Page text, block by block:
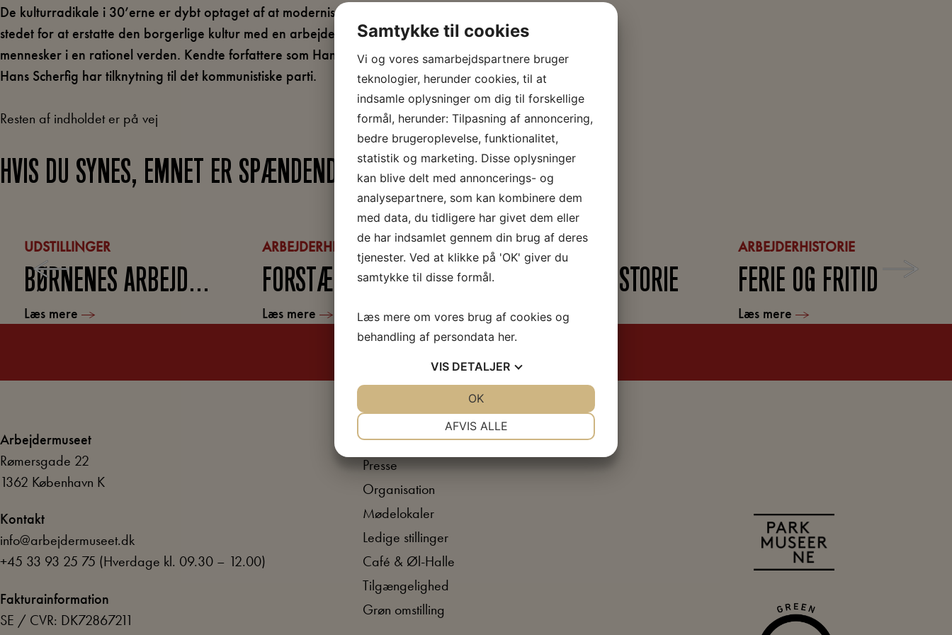
De kulturradikale i 30’erne er dybt optaget af at modernisere arbejdernes kultur og levevis. I
stedet for at erstatte den borgerlige kultur med en arbejderkultur skal arbejderne blive moderne
mennesker i en rationel verden. Kendte forfattere som Hans Kirk, Martin Andersen Nexø og
Hans Scherfig har tilknytning til det kommunistiske parti.
Resten af indholdet er på vej
HVIS DU SYNES, EMNET ER SPÆNDENDE
UDSTILLINGER
BØRNENES ARBEJDERMUSEUM
Læs mere
ARBEJDERHISTORIE
FORSTÆDERNES VÆKST
Læs mere
ARBEJDERHISTORIE
HVIDOVRES HISTORIE
Læs mere
ARBEJDERHISTORIE
FERIE OG FRITID
Læs mere
Arbejdermuseet
Rømersgade 22
1362 København K
Kontakt
info@arbejdermuseet.dk
+45 33 93 25 75 (Hverdage kl. 09.30 – 12.00)
Fakturainformation
SE / CVR: DK72867211
Om Arbejdermuseet
Presse
Organisation
Mødelokaler
Ledige stillinger
Café & Øl-Halle
Tilgængelighed
Grøn omstilling
Samtykke til cookies
Vi og vores samarbejdspartnere bruger
teknologier, herunder cookies, til at
indsamle oplysninger om dig til forskellige
formål, herunder: Tilpasning af annoncering,
bedre brugeroplevelse, funktionalitet,
statistik og marketing. Disse oplysninger
kan blive delt med annoncerings- og
analysepartnere, som kan kombinere dem
med data, du tidligere har givet dem eller
de har indsamlet gennem din brug af deres
tjenester. Ved at klikke på 'OK' giver du
samtykke til disse formål.
Læs mere om vores brug af cookies og
behandling af persondata her.
VIS DETALJER
MARKETING
AFVIS ALLE
OK